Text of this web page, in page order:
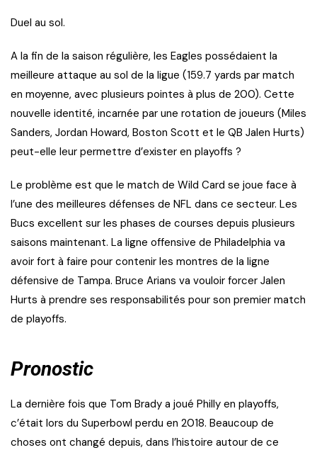
Duel au sol.
A la fin de la saison régulière, les Eagles possédaient la
meilleure attaque au sol de la ligue (159.7 yards par match
en moyenne, avec plusieurs pointes à plus de 200). Cette
nouvelle identité, incarnée par une rotation de joueurs (Miles
Sanders, Jordan Howard, Boston Scott et le QB Jalen Hurts)
peut-elle leur permettre d’exister en playoffs ?
Le problème est que le match de Wild Card se joue face à
l’une des meilleures défenses de NFL dans ce secteur. Les
Bucs excellent sur les phases de courses depuis plusieurs
saisons maintenant. La ligne offensive de Philadelphia va
avoir fort à faire pour contenir les montres de la ligne
défensive de Tampa. Bruce Arians va vouloir forcer Jalen
Hurts à prendre ses responsabilités pour son premier match
de playoffs.
Pronostic
La dernière fois que Tom Brady a joué Philly en playoffs,
c’était lors du Superbowl perdu en 2018. Beaucoup de
choses ont changé depuis, dans l’histoire autour de ce